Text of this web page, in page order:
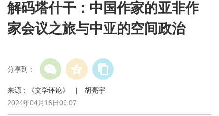
解码塔什干：中国作家的亚非作
家会议之旅与中亚的空间政治
分享到：
来源：《文学评论》 | 胡亮宇
2024年04月16日09:07